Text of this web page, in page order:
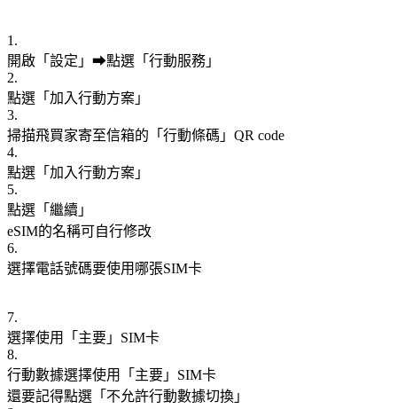
1.
開啟「設定」➡點選「行動服務」
2.
點選「加入行動方案」
3.
掃描飛買家寄至信箱的「行動條碼」QR code
4.
點選「加入行動方案」
5.
點選「繼續」
eSIM的名稱可自行修改
6.
選擇電話號碼要使用哪張SIM卡
7.
選擇使用「主要」SIM卡
8.
行動數據選擇使用「主要」SIM卡
還要記得點選「不允許行動數據切換」